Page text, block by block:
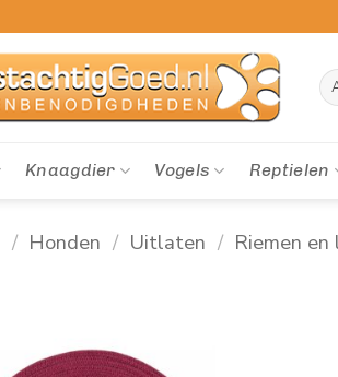
Knaagdier Vogels Reptielen
/ Honden / Uitlaten / Riemen